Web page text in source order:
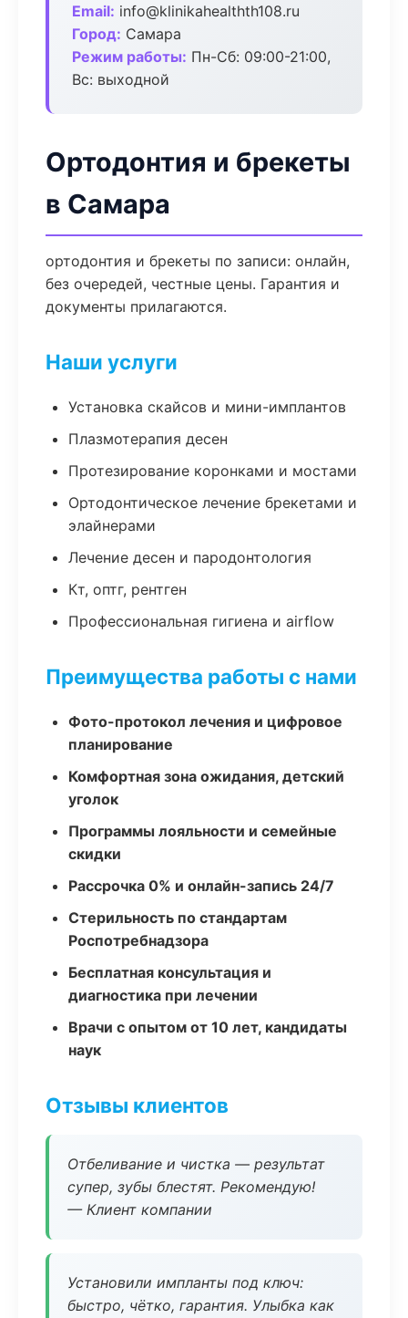
Email: info@klinikahealthth108.ru
Город: Самара
Режим работы: Пн-Сб: 09:00-21:00,
Вс: выходной
Ортодонтия и брекеты
в Самара
ортодонтия и брекеты по записи: онлайн,
без очередей, честные цены. Гарантия и
документы прилагаются.
Наши услуги
Установка скайсов и мини-имплантов
Плазмотерапия десен
Протезирование коронками и мостами
Ортодонтическое лечение брекетами и
элайнерами
Лечение десен и пародонтология
Кт, оптг, рентген
Профессиональная гигиена и airflow
Преимущества работы с нами
Фото-протокол лечения и цифровое
планирование
Комфортная зона ожидания, детский
уголок
Программы лояльности и семейные
скидки
Рассрочка 0% и онлайн-запись 24/7
Стерильность по стандартам
Роспотребнадзора
Бесплатная консультация и
диагностика при лечении
Врачи с опытом от 10 лет, кандидаты
наук
Отзывы клиентов
Отбеливание и чистка — результат
супер, зубы блестят. Рекомендую!
— Клиент компании
Установили импланты под ключ:
быстро, чётко, гарантия. Улыбка как